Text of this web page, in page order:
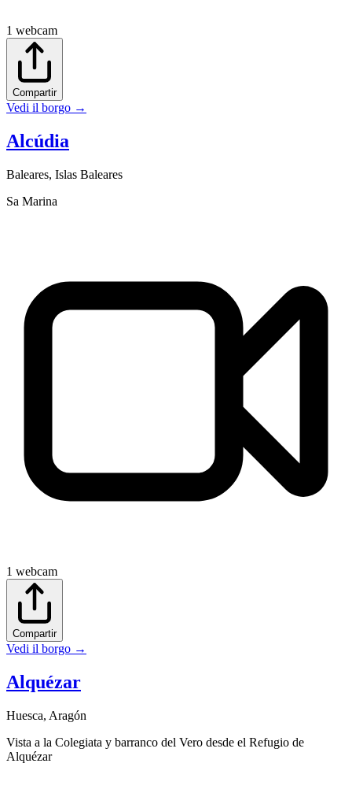
1 webcam
Compartir
Vedi il borgo →
Alcúdia
Baleares, Islas Baleares
Sa Marina
1 webcam
Compartir
Vedi il borgo →
Alquézar
Huesca, Aragón
Vista a la Colegiata y barranco del Vero desde el Refugio de
Alquézar